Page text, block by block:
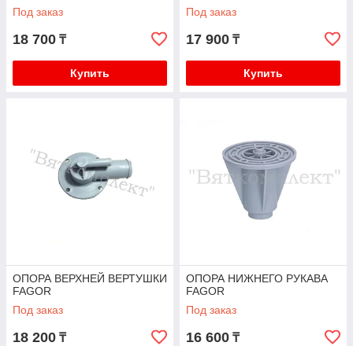
Под заказ
18 700 ₸
Купить
Под заказ
17 900 ₸
Купить
ОПОРА ВЕРХНЕЙ ВЕРТУШКИ
FAGOR
Под заказ
18 200 ₸
ОПОРА НИЖНЕГО РУКАВА
FAGOR
Под заказ
16 600 ₸